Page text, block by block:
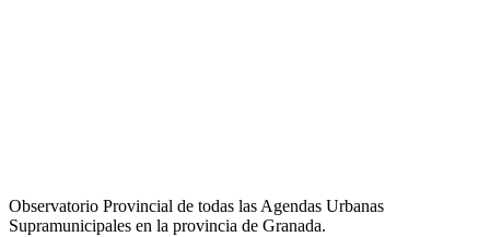
Observatorio Provincial de todas las Agendas Urbanas
Supramunicipales en la provincia de Granada.